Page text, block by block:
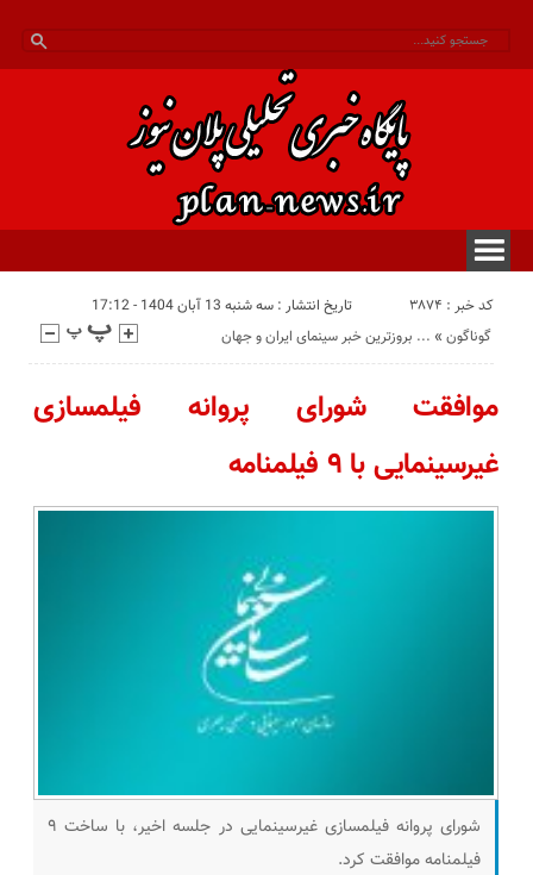
کد خبر : 3874
تاریخ انتشار : سه شنبه 13 آبان 1404 - 17:12
بروزترین خبر سینمای ایران و جهان ... « گوناگون
موافقت شورای پروانه فیلمسازی
غیرسینمایی با ۹ فیلمنامه
شورای پروانه فیلمسازی غیرسینمایی در جلسه اخیر، با ساخت ۹
فیلمنامه موافقت کرد.